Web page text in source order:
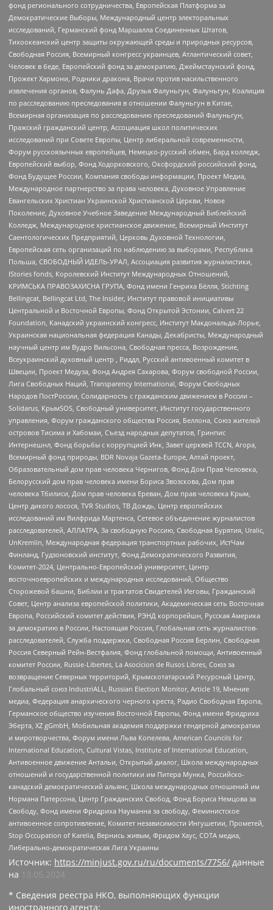
фонд регионального сотрудничества, Европейская Платформа за
Демократические Выборы, Международный центр электоральных
исследований, Германский фонд Маршалла Соединенных Штатов,
Тихоокеанский центр защиты окружающей среды и природных ресурсов,
Свободная Россия, Всемирный конгресс украинцев, Атлантический совет,
Человек в беде, Европейский фонд за демократию, Джеймстаунский фонд,
Прожект Хармони, Родники дракона, Врачи против насильственного
извлечения органов, Фалунь Дафа, Друзья Фалуньгун, Фалуньгун, Коалиция
по расследованию преследования в отношении Фалуньгун в Китае,
Всемирная организация по расследованию преследований Фалуньгун,
Пражский гражданский центр, Ассоциация школ политических
исследований при Совете Европы, Центр либеральной современности,
Форум русскоязычных европейцев, Немецко-русский обмен, Бард колледж,
Европейский выбор, Фонд Ходорковского, Оксфордский российский фонд,
Фонд Будущее России, Компания свободы информации, Проект Медиа,
Международное партнерство за права человека, Духовное Управление
Евангельских Христиан Украинской Христианской Церкви, Новое
Поколение, Духовное Учебное Заведение Международный Библейский
Колледж, Международное христианское движение, Всемирный Институт
Саентологических Предприятий, Церковь Духовной Технологии,
Европейская сеть организаций по наблюдению за выборами, Республика
Польша, СВОБОДНЫЙ ИДЕЛЬ-УРАЛ, Ассоциация развития журналистики,
IStories fonds, Королевский Институт Международных Отношений,
КРИМСЬКА ПРАВОЗАХИСНА ГРУПА, Фонд имени Генриха Бёлля, Stichting
Bellingcat, Bellingcat Ltd, The Insider, Институт правовой инициативы
Центральной и Восточной Европы, Фонд Открытой Эстонии, Calvert 22
Foundation, Канадский украинский конгресс, Институт Макдональда-Лорье,
Украинская национальная федерация Канады, Декабристы, Международный
научный центр им Вудро Вильсона, Свободная пресса, Возрождение,
Всеукраинский духовный центр , Риддл, Русский антивоенный комитет в
Швеции, Проект Медуза, Фонд Андрея Сахарова, Форум свободной России,
Лига Свободных Наций, Transparеncy International, Форум Свободных
Народов ПостРоссии, Солидарность с гражданским движением в России –
Solidarus, КрымSOS, Свободный университет, Институт государственного
управления, Форум гражданского общества Россия, Беллона, Союз жителей
островов Тисима и Хабомаи, Съезд народных депутатов, Гринпис
Интернешнл, Фонд борьбы с коррупцией Инк, Завет церквей TCCN, Агора,
Всемирный фонд природы, BDR Novaja Gazeta-Europe, Алтай проект,
Образовательный дом прав человека Чернигов, Фонд Дом Прав Человека,
Белорусский дом прав человека имени Бориса Звозскова, Дом прав
человека Тбилиси, Дом прав человека Ереван, Дом прав человека Крым,
Центр дикого лосося, TVR Studios, ТВ Дождь, Центр европейских
исследований им Вилфрида Мартенса, Сетевое объединение журналистов
расследователей, АЛЛАТРА, За свободную Россию, Свободная Бурятия, Uralic,
UnKremlin, Международная федерация транспортных рабочих, ИстЧам
Финланд, Гудзоновский институт, Фонд Демократического Развития,
Комитет-2024, Центрально-Европейский университет, Центр
восточноевропейских и международных исследований, Общество
Сторожевой башни, Библии и трактатов Свидетелей Иеговы, Гражданский
Совет, Центр анализа европейской политики, Академическая сеть Восточная
Европа, Российский комитет действия, РЭНД корпорейшн, Русская Америка
за демократию в России, Настоящая Россия, Глобальная сеть журналистов-
расследователей, Служба поддержки, Свободная Россия Берлин, Свободная
Россия Северный Рейн-Вестфалия, Фонд глобальной помощи, Антивоенный
комитет России, Russie-Libertes, La Asocicion de Rusos Libres, Союз за
возвращение Северных территорий, Крымскотатарский Ресурсный Центр,
Глобальный союз IndustriALL, Russian Election Monitor, Article 19, Мнение
медиа, Федерация анархического черного креста, Радио Свободная Европа,
Германское общество изучения Восточной Европы, Фонд имени Фридриха
Эберта, XZ gGmbH, Мобильная академия поддержки гендерной демократии
и миротворчества, Форум имени Льва Копелева, American Councils for
International Education, Cultural Vistas, Institute of International Education,
Антивоенное движение Антальи, Открытый диалог, Школа международных
отношений и государственной политики им Питера Мунка, Российско-
канадский демократический альянс, Школа международных отношений им
Нормана Патерсона, Центр Гражданских Свобод, Фонд Бориса Немцова за
Свободу, Фонд имени Фридриха Науманна за свободу, Феминистское
антивоенное сопротивление, Комитет независимости Ингушетии, Прометей,
Stop Occupation of Karelia, Вернись живым, Фридом Хаус, СОТА медиа,
Либерально-демократическая Лига Украины
Источник: https://minjust.gov.ru/ru/documents/7756/ данные
на
13.05.2024
* Сведения реестра НКО, выполняющих функции
иностранного агента: